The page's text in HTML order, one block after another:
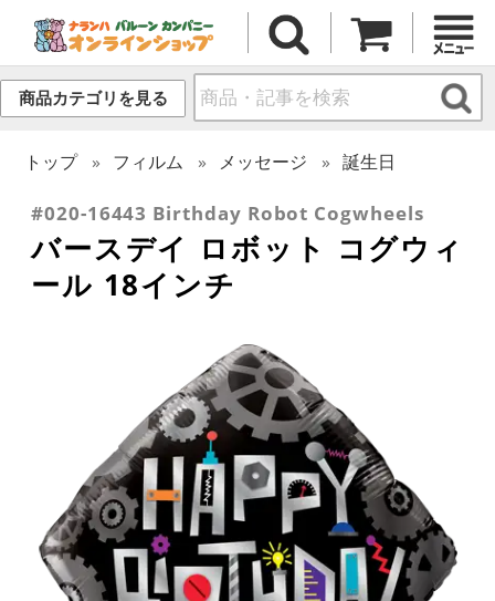
商品カテゴリを見る
トップ フィルム メッセージ 誕生日
#020-16443 Birthday Robot Cogwheels
バースデイ ロボット コグウィ
ール 18インチ